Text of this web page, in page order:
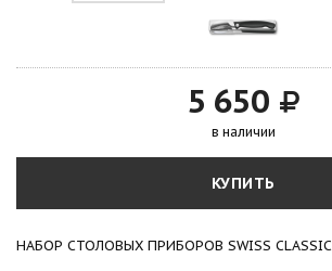
5 650
в наличии
КУПИТЬ
НАБОР СТОЛОВЫХ ПРИБОРОВ SWISS CLASSIC